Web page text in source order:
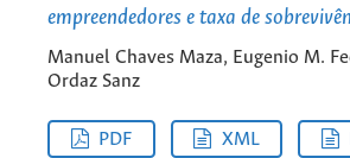
empreendedores e taxa de
Manuel Chaves Maza, Eugenio M.
Ordaz Sanz
PDF XML